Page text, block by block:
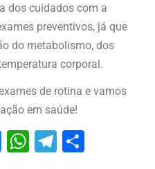
dos cuidados com a
preventivos, já que
do metabolismo, dos
corporal.
de rotina e vamos
em saúde!
Messenger
WhatsApp
Telegram